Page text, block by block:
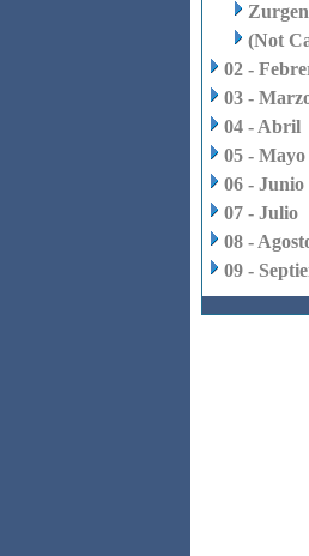
(Not
02 -
03 -
04 - Abril
05 - Mayo
06 - Junio
07 - Julio
08 -
09 -